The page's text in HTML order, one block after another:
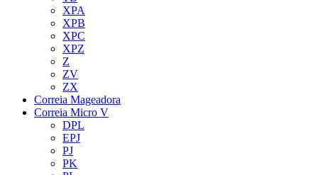
XPA
XPB
XPC
XPZ
Z
ZV
ZX
Correia Mageadora
Correia Micro V
DPL
EPJ
PJ
PK